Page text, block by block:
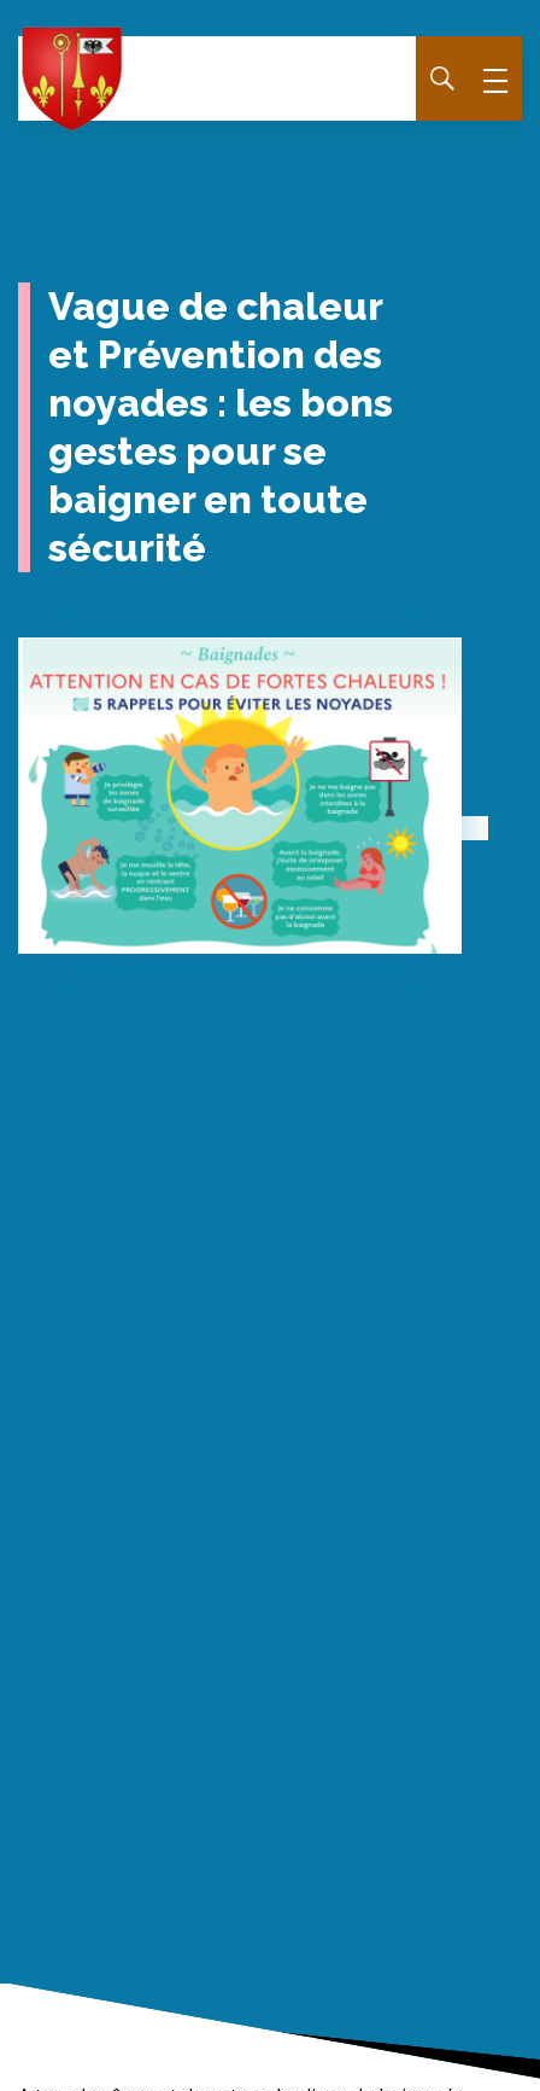
Vague de chaleur
et Prévention des
noyades : les bons
gestes pour se
baigner en toute
sécurité